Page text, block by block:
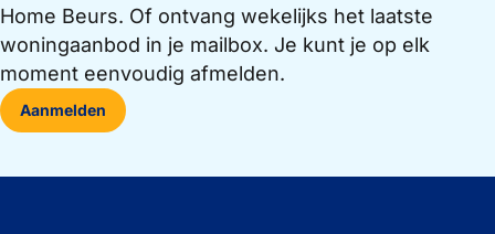
Home Beurs. Of ontvang wekelijks het laatste
woningaanbod in je mailbox. Je kunt je op elk
moment eenvoudig afmelden.
Aanmelden